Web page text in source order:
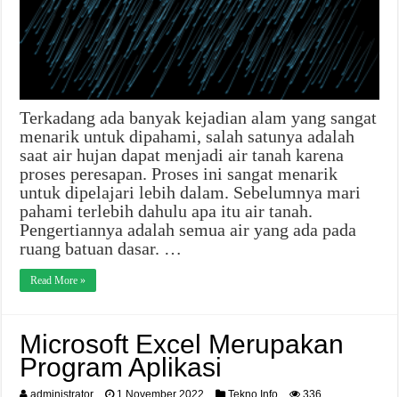
Terkadang ada banyak kejadian alam yang sangat
menarik untuk dipahami, salah satunya adalah
saat air hujan dapat menjadi air tanah karena
proses peresapan. Proses ini sangat menarik
untuk dipelajari lebih dalam. Sebelumnya mari
pahami terlebih dahulu apa itu air tanah.
Pengertiannya adalah semua air yang ada pada
ruang batuan dasar. …
Read More »
Microsoft Excel Merupakan
Program Aplikasi
administrator 1 November 2022 Tekno Info 336